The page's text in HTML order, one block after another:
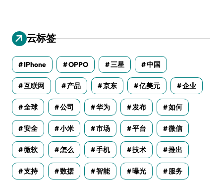
云标签
IPhone OPPO 三星 中国
互联网 产品 京东 亿美元 企业
全球 公司 华为 发布 如何
安全 小米 市场 平台 微信
微软 怎么 手机 技术 推出
支持 数据 智能 曝光 服务